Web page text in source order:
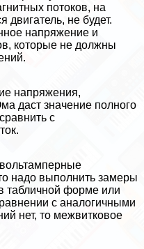
потоков, на
двигатель, не будет.
напряжение и
которые не должны
напряжения,
даст значение полного
с
надо выполнить замеры
табличной форме или
с аналогичными
нет, то межвитковое